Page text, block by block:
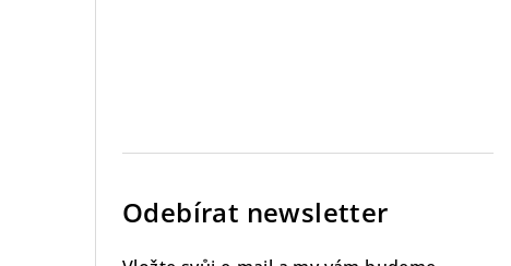
Odebírat newsletter